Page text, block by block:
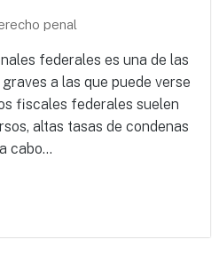
penal
federales es una de las
a las que puede verse
fiscales federales suelen
altas tasas de condenas
cabo...